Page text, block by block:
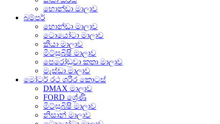
හොන්ඩා මාලාව
බම්පර්
හොන්ඩා මාලාව
ටොයෝටා මාලාව
කියා මාලාව
මිට්සුබිෂි මාලාව
පෙරෝඩුවා කතා මාලාව
මැස්ඩා මාලාව
මෝටර් රථ ශරීර කොටස්
DMAX මාලාව
FORD ශ්‍රේණි
මිට්සුබිෂි මාලාව
නිසාන් මාලාව